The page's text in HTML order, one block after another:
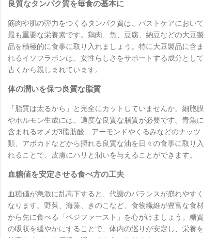
良質なタンパク質を毎食の基本に
筋肉や肌の弾力をつくるタンパク質は、バストケアにおいて
最も重要な栄養素です。鶏肉、魚、豆腐、納豆などの大豆製
品を積極的に食事に取り入れましょう。特に大豆製品に含ま
れるイソフラボンは、女性らしさをサポートする成分として
古くから親しまれています。
体の潤いを保つ良質な脂質
「脂質は太るから」と完全にカットしていませんか。細胞膜
やホルモン生成には、適度な良質な脂質が必要です。青魚に
含まれるオメガ3脂肪酸、アーモンドやくるみなどのナッツ
類、アボカドなどから摂れる良質な油を日々の食事に取り入
れることで、皮膚にハリと潤いを与えることができます。
血糖値を安定させる食べ方の工夫
血糖値が急激に乱高下すると、代謝のバランスが崩れやすく
なります。野菜、海藻、きのこなど、食物繊維が豊富な食材
から先に食べる「ベジファースト」を心がけましょう。糖質
の吸収を緩やかにすることで、体内の巡りが安定し、栄養を